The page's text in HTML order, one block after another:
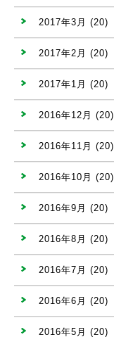
2017年3月 (20)
2017年2月 (20)
2017年1月 (20)
2016年12月 (20)
2016年11月 (20)
2016年10月 (20)
2016年9月 (20)
2016年8月 (20)
2016年7月 (20)
2016年6月 (20)
2016年5月 (20)